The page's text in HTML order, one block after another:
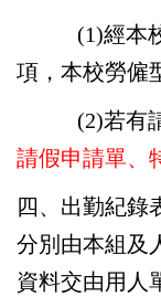
(1)經本校
項，本校勞僱
(2)若有請
請假申請單、
四、出勤紀錄
分別由本組及
資料交由用人